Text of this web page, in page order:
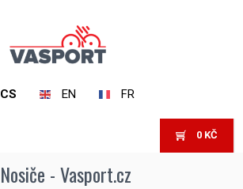
CS EN FR
0 KČ
Nosiče - Vasport.cz